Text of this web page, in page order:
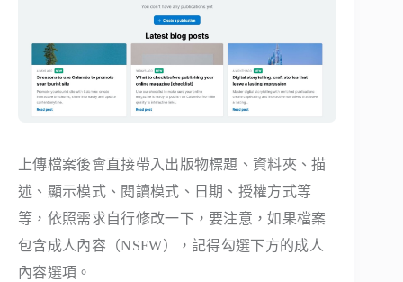
上傳檔案後會直接帶入出版物標題、資料夾、描
述、顯示模式、閱讀模式、日期、授權方式等
等，依照需求自行修改一下，要注意，如果檔案
包含成人內容（NSFW），記得勾選下方的成人
內容選項。